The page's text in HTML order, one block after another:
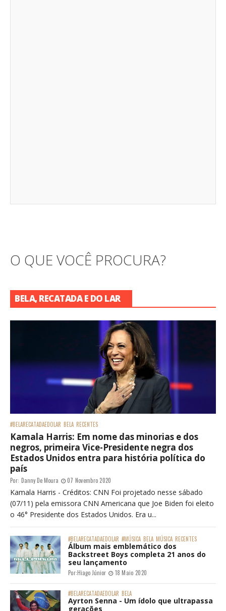
O QUE VOCÊ PROCURA?
BELA, RECATADA E DO LAR
#BELARECATADAEDOLAR BELA RECENTES
Kamala Harris: Em nome das minorias e dos
negros, primeira Vice-Presidente negra dos
Estados Unidos entra para história política do
país
Por: Danny De Moura 07 Novembro 2020
Kamala Harris - Créditos: CNN Foi projetado nesse sábado
(07/11) pela emissora CNN Americana que Joe Biden foi eleito
o 46° Presidente dos Estados Unidos. Era u...
#BELARECATADAEDOLAR #MÚSICA BELA MÚSICA RECENTES
Álbum mais emblemático dos
Backstreet Boys completa 21 anos do
seu lançamento
Por:Hiago Júnior 18 Maio 2020
#BELARECATADAEDOLAR BELA
Ayrton Senna - Um ídolo que ultrapassa
gerações